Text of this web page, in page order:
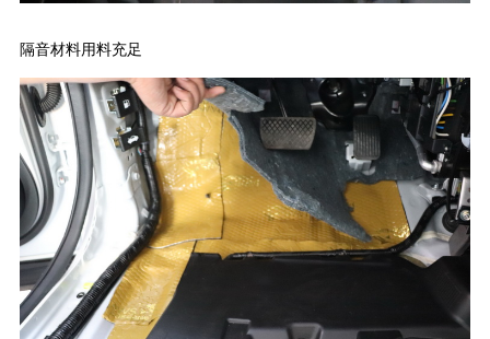
隔音材料用料充足